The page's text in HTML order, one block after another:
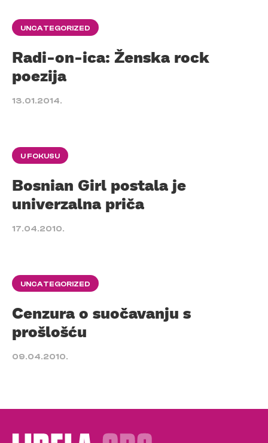
UNCATEGORIZED
Radi-on-ica: Ženska rock
poezija
13.01.2014.
U FOKUSU
Bosnian Girl postala je
univerzalna priča
17.04.2010.
UNCATEGORIZED
Cenzura o suočavanju s
prošlošću
09.04.2010.